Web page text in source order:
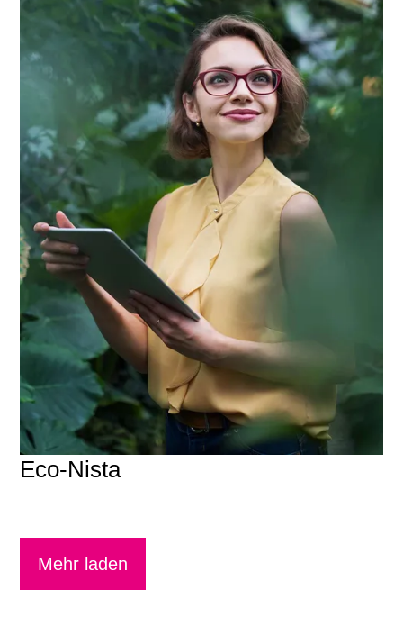
Eco-Nista
Mehr laden